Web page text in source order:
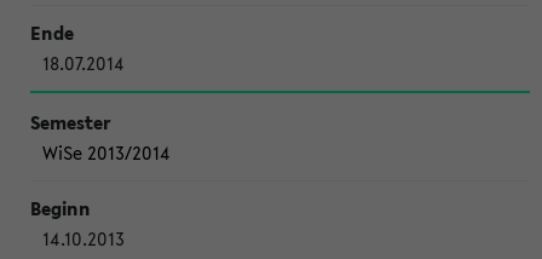
18.07.2014
WiSe 2013/2014
14.10.2013